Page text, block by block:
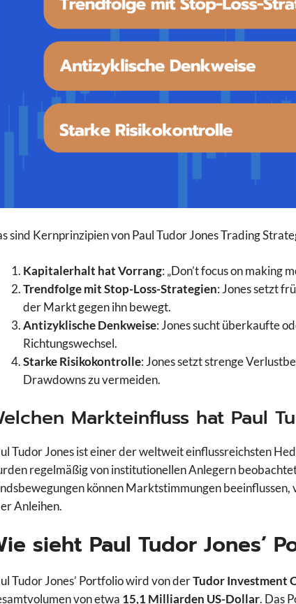
sind Kernprinzipien von Paul Tudor Jones Trading
Kapitalerhalt hat Vorrang: „Don’t focus on making
Trendfolge mit Stop-Loss-Strategien: Jones setzt
der Markt gegen ihn bewegt.
Antizyklische Denkweise: Jones sucht überkaufte
Richtungswechsel.
Starke Risikokontrolle: Jones setzt strenge
Drawdowns zu vermeiden.
Markteinfluss hat Paul
Tudor Jones ist einer der weltweit einflussreichsten
regelmäßig von institutionellen Anlegern
können Marktstimmungen
Anleihen.
sieht Paul Tudor Jones’
Tudor Jones’ Portfolio wird von derTudor Investment
von etwa 15,1 Milliarden US-Dollar. Das